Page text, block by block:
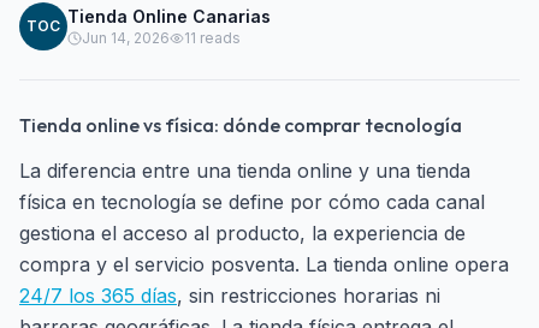
TOC Tienda Online Canarias
Jun 14, 2026 11 reads
Tienda online vs física: dónde comprar tecnología
La diferencia entre una tienda online y una tienda
física en tecnología se define por cómo cada canal
gestiona el acceso al producto, la experiencia de
compra y el servicio posventa. La tienda online opera
24/7 los 365 días, sin restricciones horarias ni